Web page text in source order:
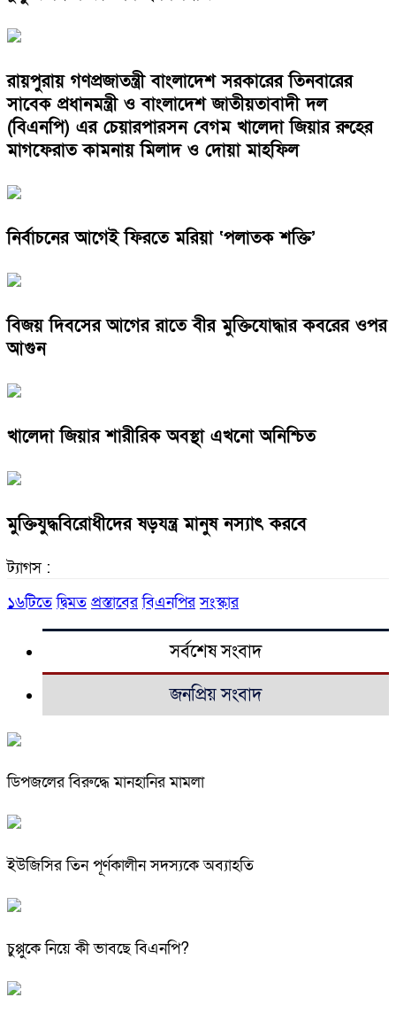
রায়পুরায় গণপ্রজাতন্ত্রী বাংলাদেশ সরকারের তিনবারের
সাবেক প্রধানমন্ত্রী ও বাংলাদেশ জাতীয়তাবাদী দল
(বিএনপি) এর চেয়ারপারসন বেগম খালেদা জিয়ার রুহের
মাগফেরাত কামনায় মিলাদ ও দোয়া মাহফিল
নির্বাচনের আগেই ফিরতে মরিয়া ‘পলাতক শক্তি’
বিজয় দিবসের আগের রাতে বীর মুক্তিযোদ্ধার কবরের ওপর
আগুন
খালেদা জিয়ার শারীরিক অবস্থা এখনো অনিশ্চিত
মুক্তিযুদ্ধবিরোধীদের ষড়যন্ত্র মানুষ নস্যাৎ করবে
ট্যাগস :
১৬টিতে দ্বিমত প্রস্তাবের বিএনপির সংস্কার
সর্বশেষ সংবাদ
জনপ্রিয় সংবাদ
ডিপজলের বিরুদ্ধে মানহানির মামলা
ইউজিসির তিন পূর্ণকালীন সদস্যকে অব্যাহতি
চুপ্পুকে নিয়ে কী ভাবছে বিএনপি?